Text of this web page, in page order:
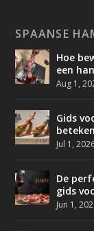
SPAANSE
Hoe
een
Aug 1,
Gids
Jul 1,
De
gids
Jun 1,